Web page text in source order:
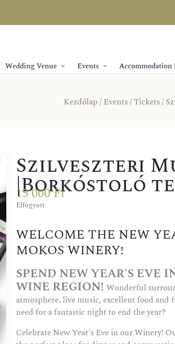
Wedding Venue Events Accommodation
Kezdőlap/Events/Tickets/
Szilveszteri
|Borkóstoló
15 000Ft
Elfogyott
WELCOME THE NEW
MOKOS WINERY!
SPEND NEW YEAR'S EVE
WINE REGION! Wonderful
atmosphere, live music, excellent food and
need for a fantastic night to end the year?
Celebrate New Year's Eve in our Winery!